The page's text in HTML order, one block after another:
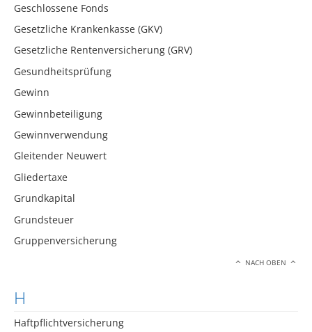
Geschlossene Fonds
Gesetzliche Krankenkasse (GKV)
Gesetzliche Rentenversicherung (GRV)
Gesundheitsprüfung
Gewinn
Gewinnbeteiligung
Gewinnverwendung
Gleitender Neuwert
Gliedertaxe
Grundkapital
Grundsteuer
Gruppenversicherung
NACH OBEN
H
Haftpflichtversicherung